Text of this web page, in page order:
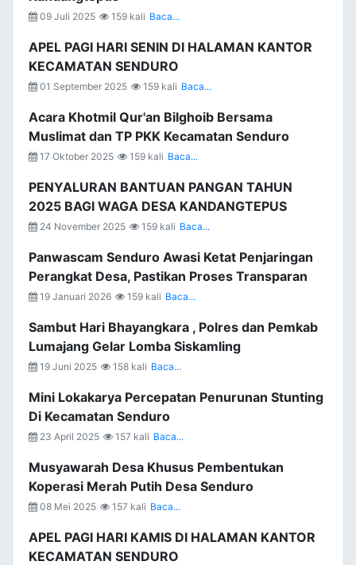
09 Juli 2025 159 kali Baca...
APEL PAGI HARI SENIN DI HALAMAN KANTOR
KECAMATAN SENDURO
01 September 2025 159 kali Baca...
Acara Khotmil Qur'an Bilghoib Bersama
Muslimat dan TP PKK Kecamatan Senduro
17 Oktober 2025 159 kali Baca...
PENYALURAN BANTUAN PANGAN TAHUN
2025 BAGI WAGA DESA KANDANGTEPUS
24 November 2025 159 kali Baca...
Panwascam Senduro Awasi Ketat Penjaringan
Perangkat Desa, Pastikan Proses Transparan
19 Januari 2026 159 kali Baca...
Sambut Hari Bhayangkara , Polres dan Pemkab
Lumajang Gelar Lomba Siskamling
19 Juni 2025 158 kali Baca...
Mini Lokakarya Percepatan Penurunan Stunting
Di Kecamatan Senduro
23 April 2025 157 kali Baca...
Musyawarah Desa Khusus Pembentukan
Koperasi Merah Putih Desa Senduro
08 Mei 2025 157 kali Baca...
APEL PAGI HARI KAMIS DI HALAMAN KANTOR
KECAMATAN SENDURO